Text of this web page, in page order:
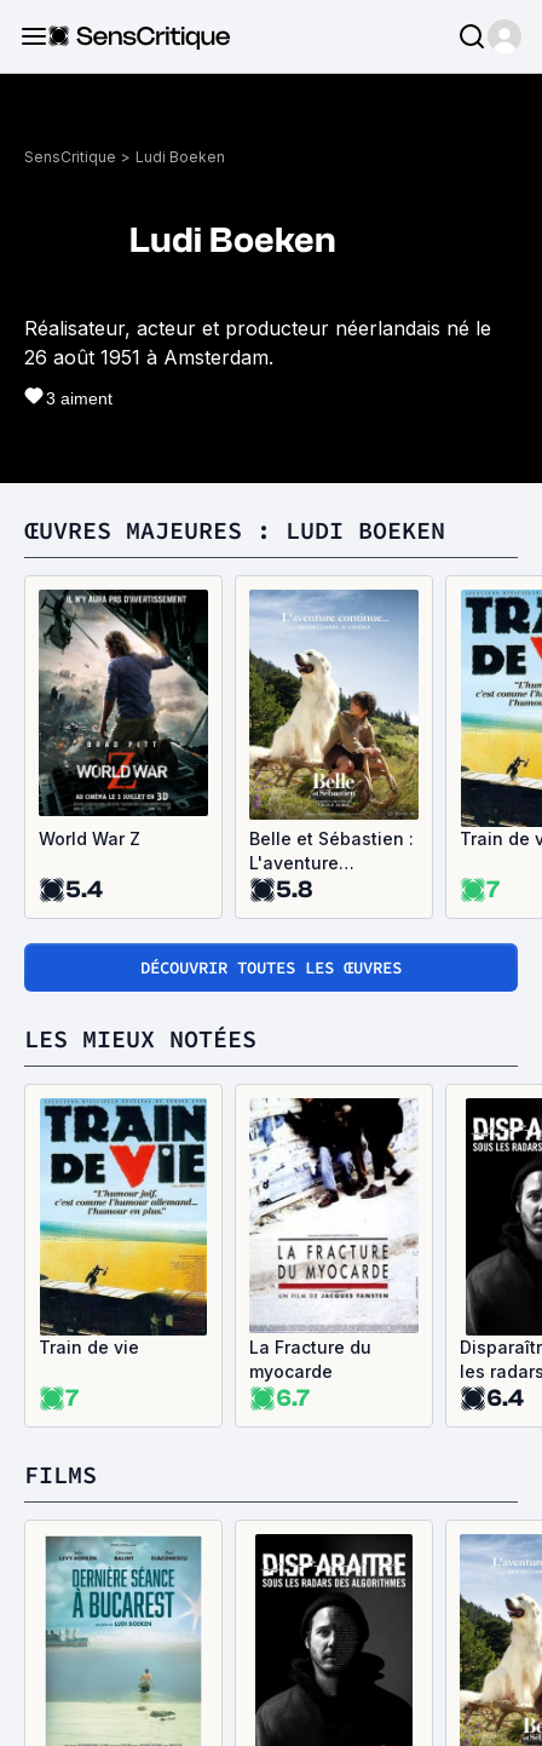
SensCritique > Ludi Boeken
Ludi Boeken
Réalisateur, acteur et producteur néerlandais né le
26 août 1951 à Amsterdam.
3 aiment
ŒUVRES MAJEURES : LUDI BOEKEN
World War Z
5.4
Belle et Sébastien :
L'aventure
continue...
5.8
Train de
7
DÉCOUVRIR TOUTES LES ŒUVRES
LES MIEUX NOTÉES
Train de vie
7
La Fracture du
myocarde
6.7
les
6.4
FILMS